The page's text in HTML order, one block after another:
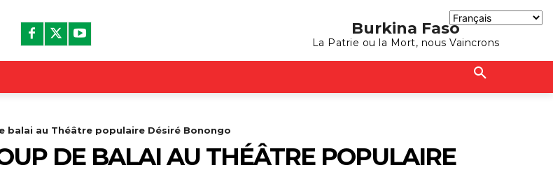
Burkina Faso
La Patrie ou la Mort, nous Vaincrons
balai au Théâtre populaire Désiré Bonongo
DE BALAI AU THÉÂTRE POPULAIRE